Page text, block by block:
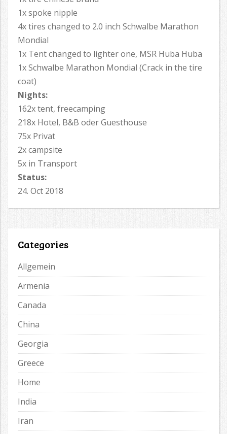
1x spoke nipple
4x tires changed to 2.0 inch Schwalbe Marathon
Mondial
1x Tent changed to lighter one, MSR Huba Huba
1x Schwalbe Marathon Mondial (Crack in the tire
coat)
Nights:
162x tent, freecamping
218x Hotel, B&B oder Guesthouse
75x Privat
2x campsite
5x in Transport
Status:
24. Oct 2018
Categories
Allgemein
Armenia
Canada
China
Georgia
Greece
Home
India
Iran